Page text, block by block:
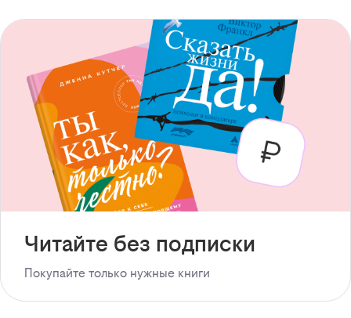
Читайте без подписки
Покупайте только нужные книги